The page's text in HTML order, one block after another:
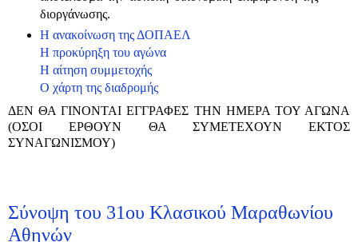
διοργάνωσης.
Η ανακοίνωση της ΔΟΠΑΕΛ
Η προκύρηξη του αγώνα
Η αίτηση συμμετοχής
Ο χάρτη της διαδρομής
ΔΕΝ ΘΑ ΓΙΝΟΝΤΑΙ ΕΓΓΡΑΦΕΣ ΤΗΝ ΗΜΕΡΑ ΤΟΥ ΑΓΩΝΑ
(ΟΣΟΙ ΕΡΘΟΥΝ ΘΑ ΣΥΜΕΤΕΧΟΥΝ ΕΚΤΟΣ
ΣΥΝΑΓΩΝΙΣΜΟΥ)
Σύνοψη του 31ου Κλασικού Μαραθωνίου
Αθηνών